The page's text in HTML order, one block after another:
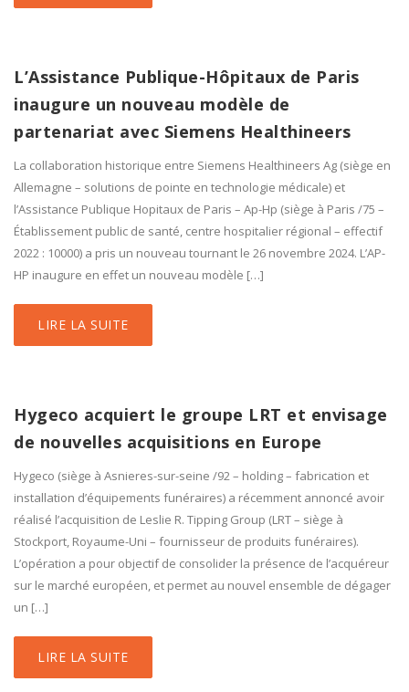
L’Assistance Publique-Hôpitaux de Paris
inaugure un nouveau modèle de
partenariat avec Siemens Healthineers
La collaboration historique entre Siemens Healthineers Ag (siège en
Allemagne – solutions de pointe en technologie médicale) et
l’Assistance Publique Hopitaux de Paris – Ap-Hp (siège à Paris /75 –
Établissement public de santé, centre hospitalier régional – effectif
2022 : 10000) a pris un nouveau tournant le 26 novembre 2024. L’AP-
HP inaugure en effet un nouveau modèle […]
LIRE LA SUITE
Hygeco acquiert le groupe LRT et envisage
de nouvelles acquisitions en Europe
Hygeco (siège à Asnieres-sur-seine /92 – holding – fabrication et
installation d’équipements funéraires) a récemment annoncé avoir
réalisé l’acquisition de Leslie R. Tipping Group (LRT – siège à
Stockport, Royaume-Uni – fournisseur de produits funéraires).
L’opération a pour objectif de consolider la présence de l’acquéreur
sur le marché européen, et permet au nouvel ensemble de dégager
un […]
LIRE LA SUITE